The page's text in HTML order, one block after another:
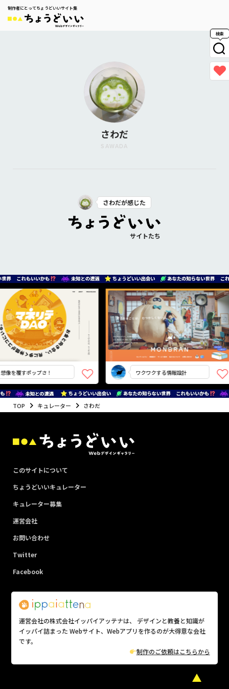
制作者にとってちょうどいいサイト集
検索
さわだ
SAWADA
さわだが感じた
サイトたち
像を覆すポップさ！ ワクワクする情報設計
TOP キュレーター さわだ
このサイトについて
ちょうどいいキュレーター
キュレーター募集
運営会社
お問い合わせ
Twitter
Facebook
運営会社の株式会社イッパイアッテナは、 デザインと教養と知識が
イッパイ詰まった Webサイト、Webアプリを作るのが大得意な会社
です。
制作のご依頼はこちらから